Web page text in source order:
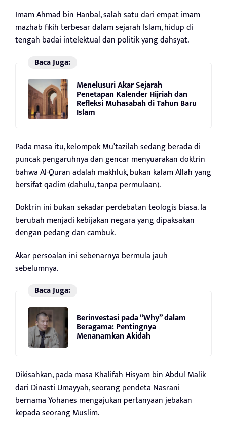
Imam Ahmad bin Hanbal, salah satu dari empat imam
mazhab fikih terbesar dalam sejarah Islam, hidup di
tengah badai intelektual dan politik yang dahsyat.
Baca Juga:
Menelusuri Akar Sejarah
Penetapan Kalender Hijriah dan
Refleksi Muhasabah di Tahun Baru
Islam
Pada masa itu, kelompok Mu’tazilah sedang berada di
puncak pengaruhnya dan gencar menyuarakan doktrin
bahwa Al-Quran adalah makhluk, bukan kalam Allah yang
bersifat qadim (dahulu, tanpa permulaan).
Doktrin ini bukan sekadar perdebatan teologis biasa. Ia
berubah menjadi kebijakan negara yang dipaksakan
dengan pedang dan cambuk.
Akar persoalan ini sebenarnya bermula jauh
sebelumnya.
Baca Juga:
Berinvestasi pada “Why” dalam
Beragama: Pentingnya
Menanamkan Akidah
Dikisahkan, pada masa Khalifah Hisyam bin Abdul Malik
dari Dinasti Umayyah, seorang pendeta Nasrani
bernama Yohanes mengajukan pertanyaan jebakan
kepada seorang Muslim.